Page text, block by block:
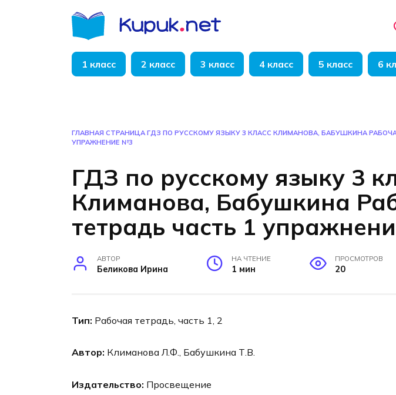
1 класс 2 класс 3 класс 4 класс 5 класс 6
ГЛАВНАЯ СТРАНИЦА ГДЗ ПО РУССКОМУ ЯЗЫКУ 3 КЛАСС КЛИМАНОВА, БАБУШКИНА
УПРАЖНЕНИЕ №3
ГДЗ по русскому языку 3
Климанова, Бабушкина
тетрадь часть 1
АВТОР
Беликова Ирина
НА ЧТЕНИЕ
1 мин
ПРОСМОТРОВ
20
Тип: Рабочая тетрадь, часть 1, 2
Автор: Климанова Л.Ф., Бабушкина Т.В.
Издательство: Просвещение